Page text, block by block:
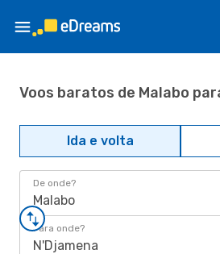
Voos baratos de Malabo
Ida e volta
De onde?
Malabo
Para onde?
N'Djamena